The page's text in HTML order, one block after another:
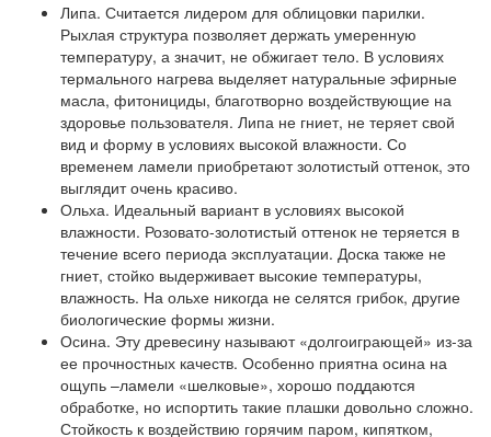
Липа. Считается лидером для облицовки парилки.
Рыхлая структура позволяет держать умеренную
температуру, а значит, не обжигает тело. В условиях
термального нагрева выделяет натуральные эфирные
масла, фитонициды, благотворно воздействующие на
здоровье пользователя. Липа не гниет, не теряет свой
вид и форму в условиях высокой влажности. Со
временем ламели приобретают золотистый оттенок, это
выглядит очень красиво.
Ольха. Идеальный вариант в условиях высокой
влажности. Розовато-золотистый оттенок не теряется в
течение всего периода эксплуатации. Доска также не
гниет, стойко выдерживает высокие температуры,
влажность. На ольхе никогда не селятся грибок, другие
биологические формы жизни.
Осина. Эту древесину называют «долгоиграющей» из-за
ее прочностных качеств. Особенно приятна осина на
ощупь –ламели «шелковые», хорошо поддаются
обработке, но испортить такие плашки довольно сложно.
Стойкость к воздействию горячим паром, кипятком,